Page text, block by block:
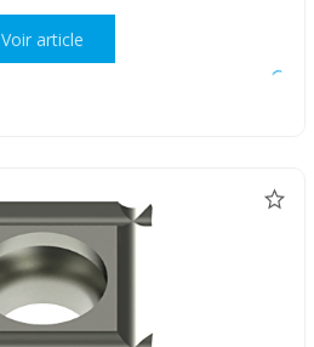
Voir article